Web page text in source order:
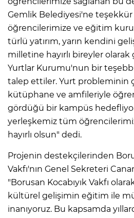
Gemlik Belediyesi'ne
öğrencilerimize ve eğitim
türlü yatırım, yarın kendini
milletine hayırlı bireyler
Yurtlar Kurumu'nun bir
talep ettiler. Yurt probleminin
kütüphane ve amfileriyle
gördüğü bir kampüs
yerleşkemiz tüm
hayırlı olsun" dedi.
Projenin destekçilerinden
Vakfı'nın Genel Sekreteri
"Borusan Kocabıyık Vakfı
kültürel gelişimin eğitim ile
inanıyoruz. Bu kapsamda